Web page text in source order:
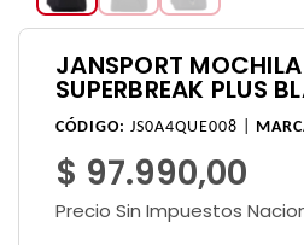
JANSPORT MOCHILA
SUPERBREAK PLUS
CÓDIGO: JS0A4QUE008 |
$ 97.990,00
Precio Sin Impuestos